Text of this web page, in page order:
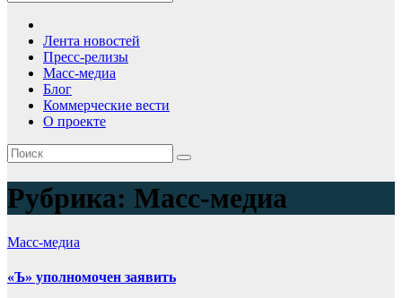
Лента новостей
Пресс-релизы
Масс-медиа
Блог
Коммерческие вести
О проекте
Рубрика: Масс-медиа
Масс-медиа
«Ъ» уполномочен заявить